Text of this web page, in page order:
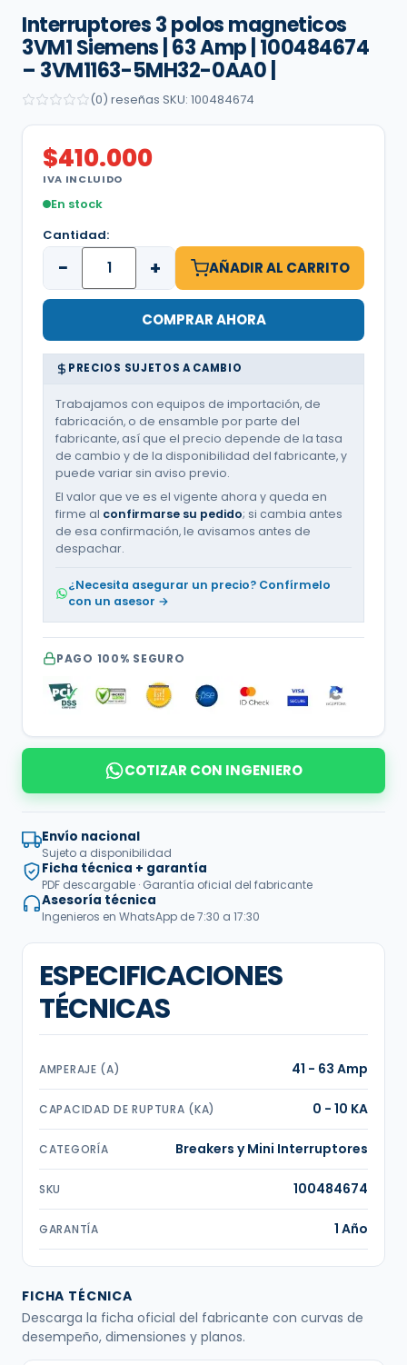
Interruptores 3 polos magneticos
3VM1 Siemens | 63 Amp | 100484674
– 3VM1163-5MH32-0AA0 |
(0) reseñas SKU: 100484674
$410.000
IVA INCLUIDO
En stock
Cantidad:
− + AÑADIR AL CARRITO
COMPRAR AHORA
PRECIOS SUJETOS A CAMBIO
Trabajamos con equipos de importación, de
fabricación, o de ensamble por parte del
fabricante, así que el precio depende de la tasa
de cambio y de la disponibilidad del fabricante, y
puede variar sin aviso previo.
El valor que ve es el vigente ahora y queda en
firme al confirmarse su pedido; si cambia antes
de esa confirmación, le avisamos antes de
despachar.
¿Necesita asegurar un precio? Confírmelo
con un asesor →
PAGO 100% SEGURO
COTIZAR CON INGENIERO
Envío nacional
Sujeto a disponibilidad
Ficha técnica + garantía
PDF descargable · Garantía oficial del fabricante
Asesoría técnica
Ingenieros en WhatsApp de 7:30 a 17:30
ESPECIFICACIONES
TÉCNICAS
AMPERAJE (A) 41 - 63 Amp
CAPACIDAD DE RUPTURA (KA) 0 - 10 KA
CATEGORÍA Breakers y Mini Interruptores
SKU 100484674
GARANTÍA 1 Año
FICHA TÉCNICA
Descarga la ficha oficial del fabricante con curvas de
desempeño, dimensiones y planos.